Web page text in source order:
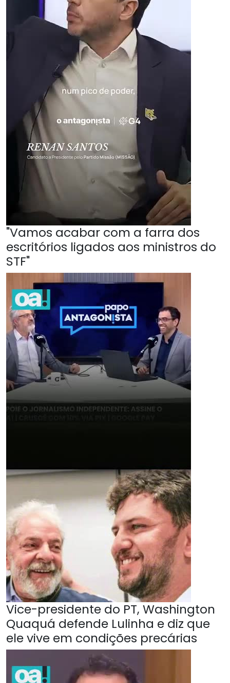
"Vamos acabar com a farra dos
escritórios ligados aos ministros do
STF"
Vice-presidente do PT, Washington
Quaquá defende Lulinha e diz que
ele vive em condições precárias